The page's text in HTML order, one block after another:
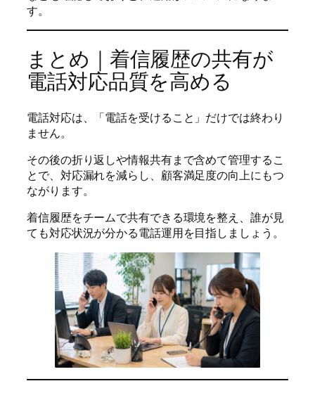
す。
まとめ｜着信履歴の共有が
電話対応品質を高める
電話対応は、「電話を受けること」だけでは終わり
ません。
その後の折り返しや情報共有まで含めて管理するこ
とで、対応漏れを減らし、顧客満足度の向上にもつ
ながります。
着信履歴をチームで共有できる環境を整え、誰が見
ても対応状況が分かる電話運用を目指しましょう。